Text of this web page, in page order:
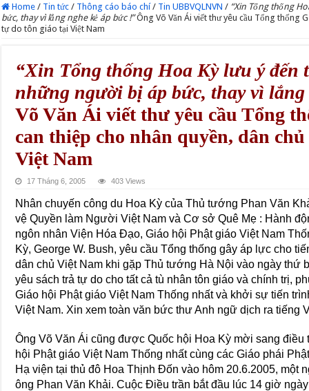
Home / Tin tức / Thông cáo báo chí / Tin UBBVQLNVN / “Xin Tổng thống
bức, thay vì lắng nghe kẻ áp bức !”Ông Võ Văn Ái viết thư yêu cầu Tổng thống
tự do tôn giáo tại Việt Nam
“Xin Tổng thống Hoa Kỳ lưu ý đến
những người bị áp bức, thay vì lắng
Võ Văn Ái viết thư yêu cầu Tổng
can thiệp cho nhân quyền, dân
Việt Nam
17 Tháng 6, 2005 403 Views
Nhân chuyến công du Hoa Kỳ của Thủ tướng Phan Văn
vệ Quyền làm Người Việt Nam và Cơ sở Quê Mẹ : Hành
ngôn nhân Viện Hóa Ðạo, Giáo hội Phật giáo Việt Nam
Kỳ, George W. Bush, yêu cầu Tổng thống gây áp lực cho
dân chủ Việt Nam khi gặp Thủ tướng Hà Nội vào ngày thứ
yêu sách trả tự do cho tất cả tù nhân tôn giáo và chính trị,
Giáo hội Phật giáo Việt Nam Thống nhất và khởi sự tiến
Việt Nam. Xin xem toàn văn bức thư Anh ngữ dịch ra tiếng
Ông Võ Văn Ái cũng được Quốc hội Hoa Kỳ mời sang điều
hội Phật giáo Việt Nam Thống nhất cùng các Giáo phái
Hạ viện tại thủ đô Hoa Thịnh Ðốn vào hôm 20.6.2005, một
ông Phan Văn Khải. Cuộc Ðiều trần bắt đầu lúc 14 giờ